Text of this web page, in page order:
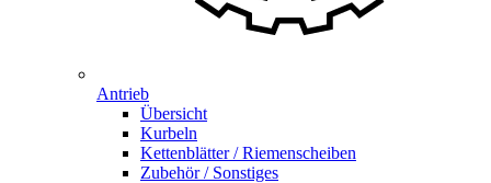
Antrieb
Übersicht
Kurbeln
Kettenblätter / Riemenscheiben
Zubehör / Sonstiges